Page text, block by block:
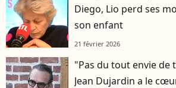
Diego, Lio perd ses
son enfant
21 février 2026
"Pas du tout envie de
Jean Dujardin a le